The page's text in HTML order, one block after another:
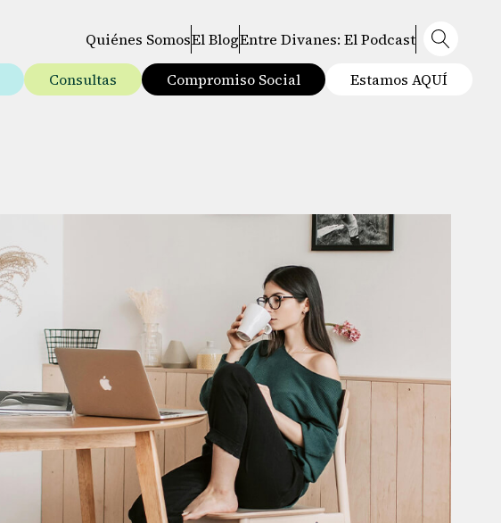
Quiénes SomosEl BlogEntre Divanes: El Podcast
Consultas Compromiso Social Estamos AQUÍ